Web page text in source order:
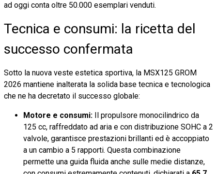
ad oggi conta oltre 50.000 esemplari venduti.
Tecnica e consumi: la ricetta del
successo confermata
Sotto la nuova veste estetica sportiva, la MSX125 GROM
2026 mantiene inalterata la solida base tecnica e tecnologica
che ne ha decretato il successo globale:
Motore e consumi: Il propulsore monocilindrico da
125 cc, raffreddato ad aria e con distribuzione SOHC a 2
valvole, garantisce prestazioni brillanti ed è accoppiato
a un cambio a 5 rapporti. Questa combinazione
permette una guida fluida anche sulle medie distanze,